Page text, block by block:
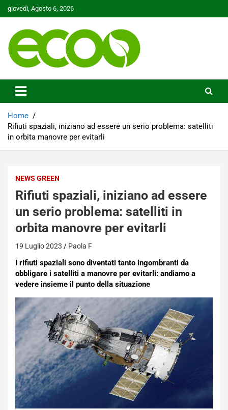
Skip
to
giovedì, Agosto 6, 2026
Ecoo.it
Home
Rifiuti spaziali, iniziano ad essere un serio problema: satelliti
in orbita manovre per evitarli
NEWS GREEN
Rifiuti spaziali, iniziano ad essere
un serio problema: satelliti in
orbita manovre per evitarli
19 Luglio 2023 Paola F
I rifiuti spaziali sono diventati tanto ingombranti da
obbligare i satelliti a manovre per evitarli: andiamo a
vedere insieme il punto della situazione